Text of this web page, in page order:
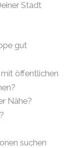
Stadt
gut
mit öffentlichen
Nähe?
suchen